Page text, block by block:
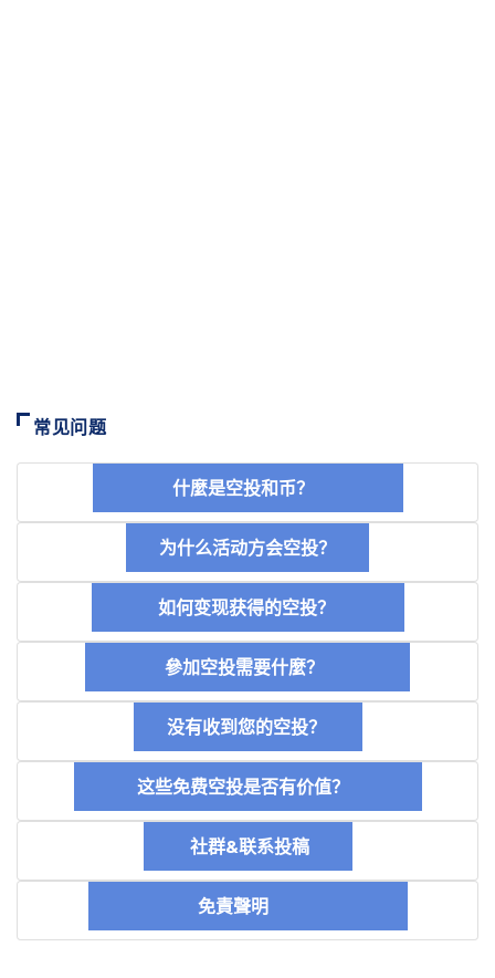
常见问题
什麼是空投和币？
为什么活动方会空投？
如何变现获得的空投？
參加空投需要什麼？
没有收到您的空投？
这些免费空投是否有价值？
社群&联系投稿
免責聲明